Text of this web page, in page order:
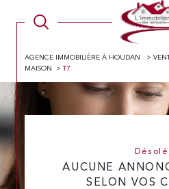
AGENCE IMMOBILIÈRE À HOUDAN
MAISON
T7
AUCUNE
SELON VOS